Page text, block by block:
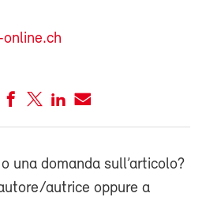
una domanda sull’articolo?
autrice oppure a